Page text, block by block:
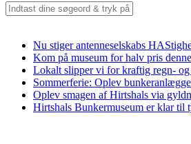
Nu stiger antenneselskabs
Kom på museum for halv pris
Lokalt slipper vi for kraftig regn-
Sommerferie: Oplev
Oplev smagen af Hirtshals via
Hirtshals Bunkermuseum er klar til